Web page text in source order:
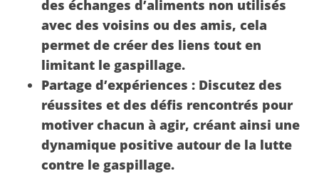
des échanges d’aliments non utilisés
avec des voisins ou des amis, cela
permet de créer des liens tout en
limitant le gaspillage.
Partage d’expériences :Discutez des
réussites et des défis rencontrés pour
motiver chacun à agir, créant ainsi une
dynamique positive autour de la lutte
contre le gaspillage.